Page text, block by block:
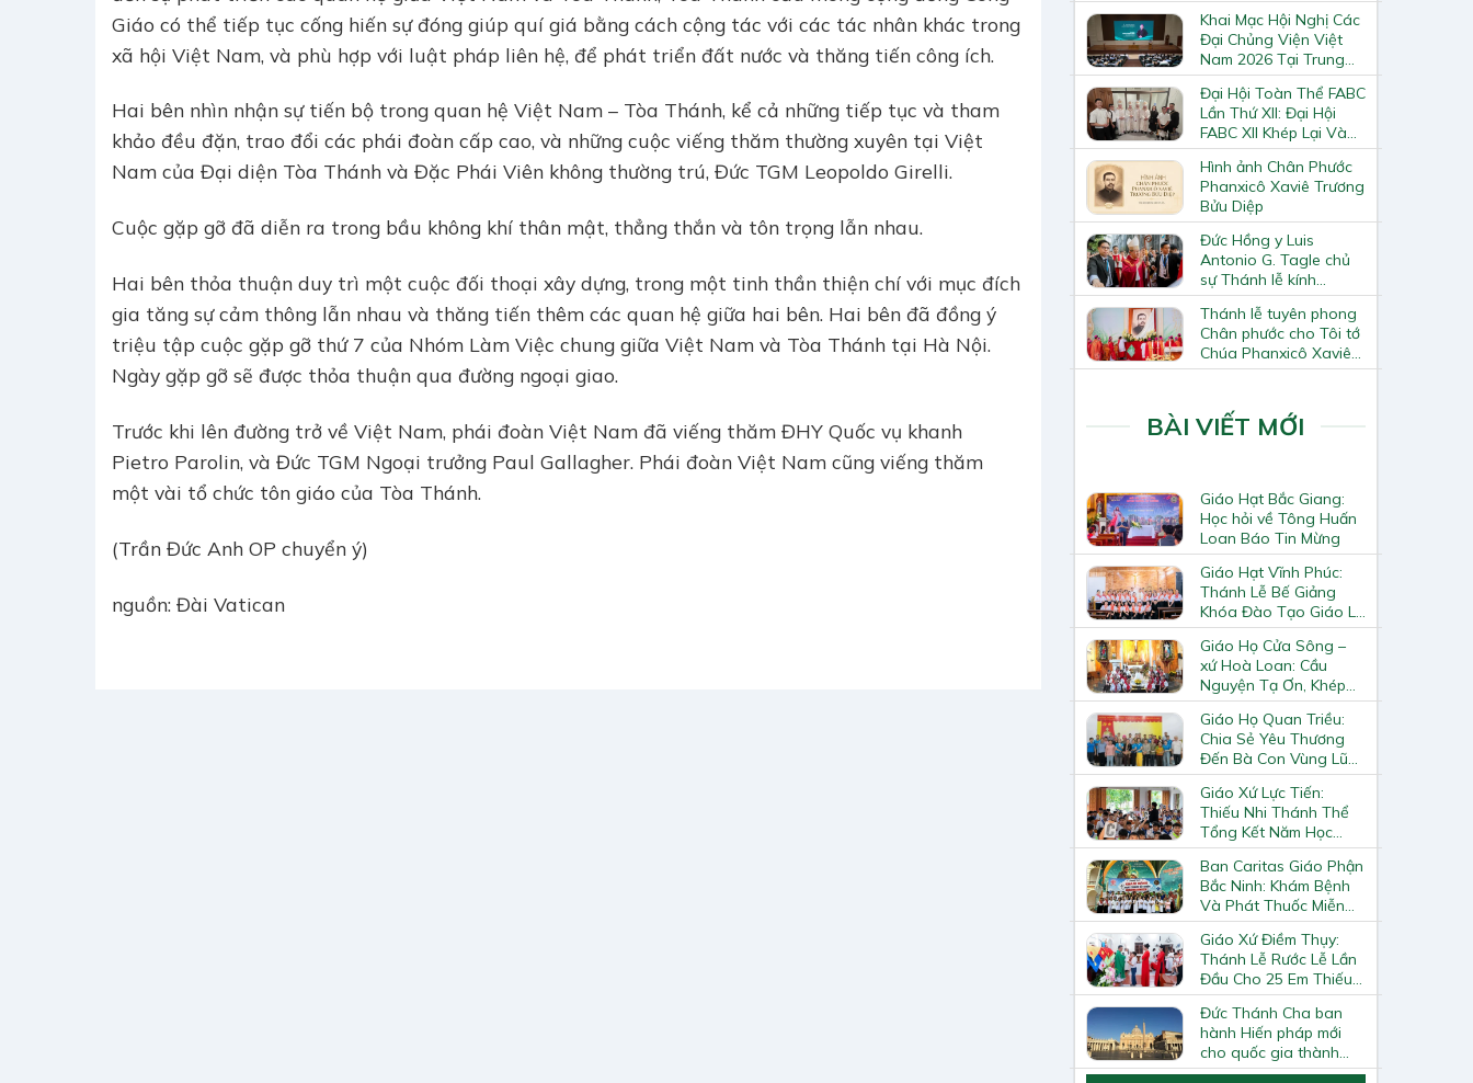
Giáo có thể tiếp tục cống hiến sự đóng giúp quí giá bằng cách cộng tác với các tác nhân khác trong
xã hội Việt Nam, và phù hợp với luật pháp liên hệ, để phát triển đất nước và thăng tiến công ích.
Hai bên nhìn nhận sự tiến bộ trong quan hệ Việt Nam – Tòa Thánh, kể cả những tiếp tục và tham
khảo đều đặn, trao đổi các phái đoàn cấp cao, và những cuộc viếng thăm thường xuyên tại Việt
Nam của Đại diện Tòa Thánh và Đặc Phái Viên không thường trú, Đức TGM Leopoldo Girelli.
Cuộc gặp gỡ đã diễn ra trong bầu không khí thân mật, thẳng thắn và tôn trọng lẫn nhau.
Hai bên thỏa thuận duy trì một cuộc đối thoại xây dựng, trong một tinh thần thiện chí với mục đích
gia tăng sự cảm thông lẫn nhau và thăng tiến thêm các quan hệ giữa hai bên. Hai bên đã đồng ý
triệu tập cuộc gặp gỡ thứ 7 của Nhóm Làm Việc chung giữa Việt Nam và Tòa Thánh tại Hà Nội.
Ngày gặp gỡ sẽ được thỏa thuận qua đường ngoại giao.
Trước khi lên đường trở về Việt Nam, phái đoàn Việt Nam đã viếng thăm ĐHY Quốc vụ khanh
Pietro Parolin, và Đức TGM Ngoại trưởng Paul Gallagher. Phái đoàn Việt Nam cũng viếng thăm
một vài tổ chức tôn giáo của Tòa Thánh.
(Trần Đức Anh OP chuyển ý)
nguồn: Đài Vatican
phước và phong thánh
cho 3.344 vị
Khai Mạc Hội Nghị Các
Đại Chủng Viện Việt
Nam 2026 Tại Trung
Tâm Mục Vụ Giáo
Phận Vinh
Đại Hội Toàn Thể FABC
Lần Thứ XII: Đại Hội
FABC XII Khép Lại Và
Mở Ra Một Hành Trình
Mới Cho Giáo Hội Tại
Châu Á
Hình ảnh Chân Phước
Phanxicô Xaviê Trương
Bửu Diệp
Đức Hồng y Luis
Antonio G. Tagle chủ
sự Thánh lễ kính
Thánh Tô-ma Tông đồ
tại Nhà thờ Chính tòa
Hà Nội
Thánh lễ tuyên phong
Chân phước cho Tôi tớ
Chúa Phanxicô Xaviê
Trương Bửu Diệp
BÀI VIẾT MỚI
Giáo Hạt Bắc Giang:
Học hỏi về Tông Huấn
Loan Báo Tin Mừng
Giáo Hạt Vĩnh Phúc:
Thánh Lễ Bế Giảng
Khóa Đào Tạo Giáo Lý
Viên – Huynh Trưởng
Cấp II
Giáo Họ Cửa Sông –
xứ Hoà Loan: Cầu
Nguyện Tạ Ơn, Khép
Lại Khóa Huấn Luyện
Giáo Lý Viên Cấp II
Giáo Họ Quan Triều:
Chia Sẻ Yêu Thương
Đến Bà Con Vùng Lũ
Lai Châu
Giáo Xứ Lực Tiến:
Thiếu Nhi Thánh Thể
Tổng Kết Năm Học
Giáo Lý
Ban Caritas Giáo Phận
Bắc Ninh: Khám Bệnh
Và Phát Thuốc Miễn
Phí Tại Giáo Xứ Đồng
Chương
Giáo Xứ Điềm Thụy:
Thánh Lễ Rước Lễ Lần
Đầu Cho 25 Em Thiếu
Nhi
Đức Thánh Cha ban
hành Hiến pháp mới
cho quốc gia thành
Vatican